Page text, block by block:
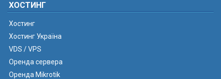
ХОСТИНГ
Хостинг
Хостинг Україна
VDS / VPS
Оренда сервера
Оренда Mikrotik